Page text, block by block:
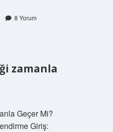
8 Yorum
zamanla
Geçer Mi?
Giriş: